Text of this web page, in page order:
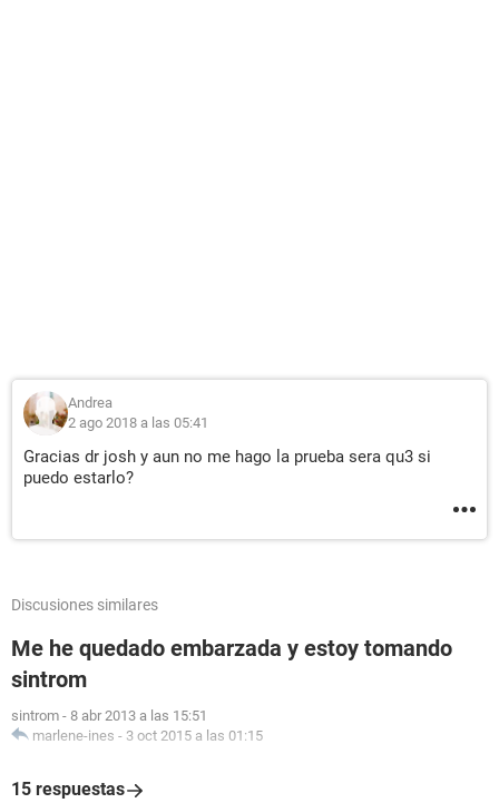
Andrea
2 ago 2018 a las 05:41
Gracias dr josh y aun no me hago la prueba sera qu3 si
puedo estarlo?
Discusiones similares
Me he quedado embarzada y estoy tomando
sintrom
sintrom - 8 abr 2013 a las 15:51
marlene-ines - 3 oct 2015 a las 01:15
15 respuestas